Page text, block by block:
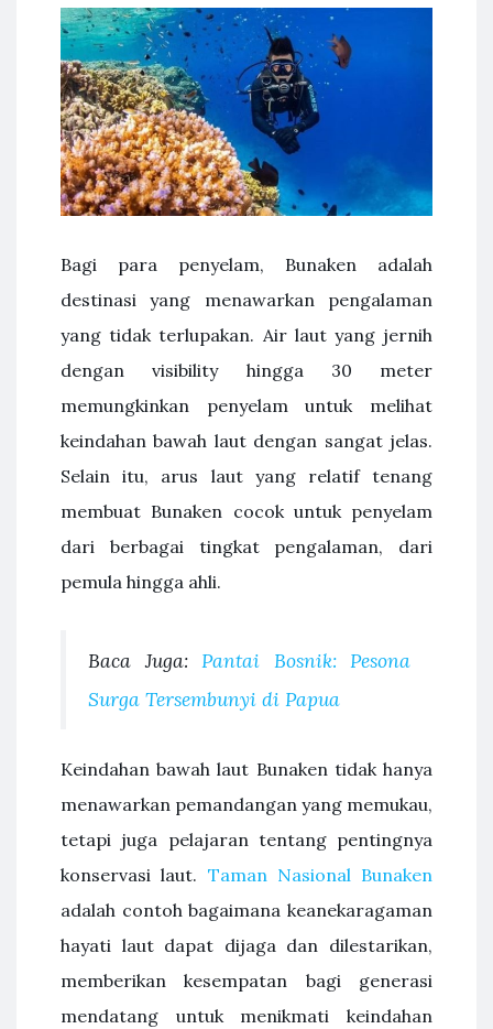
Bagi para penyelam, Bunaken adalah
destinasi yang menawarkan pengalaman
yang tidak terlupakan. Air laut yang jernih
dengan visibility hingga 30 meter
memungkinkan penyelam untuk melihat
keindahan bawah laut dengan sangat jelas.
Selain itu, arus laut yang relatif tenang
membuat Bunaken cocok untuk penyelam
dari berbagai tingkat pengalaman, dari
pemula hingga ahli.
Baca Juga: Pantai Bosnik: Pesona
Surga Tersembunyi di Papua
Keindahan bawah laut Bunaken tidak hanya
menawarkan pemandangan yang memukau,
tetapi juga pelajaran tentang pentingnya
konservasi laut. Taman Nasional Bunaken
adalah contoh bagaimana keanekaragaman
hayati laut dapat dijaga dan dilestarikan,
memberikan kesempatan bagi generasi
mendatang untuk menikmati keindahan